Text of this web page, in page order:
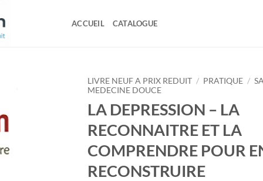
ACCUEIL CATALOGUE
LIVRE NEUF A PRIX REDUIT / PRATIQUE /
MEDECINE DOUCE
LA DEPRESSION – LA
RECONNAITRE ET LA
COMPRENDRE POUR
RECONSTRUIRE